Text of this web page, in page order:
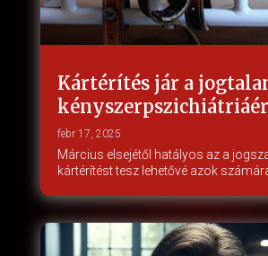
Kártérítés jár a
febr 17, 2025
Március elsejétől hatályos az a
kártérítést tesz lehetővé azok